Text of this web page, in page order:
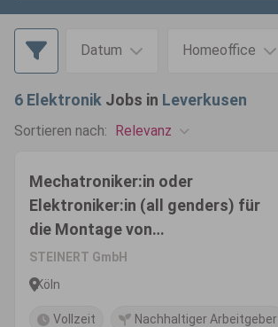
Datum Homeoffice
6 Elektronik Jobs in Leverkusen
Sortieren nach: Relevanz
Mechatroniker:in oder
Elektroniker:in (all genders) für
die Montage von
Separationsmaschinen
STEINERT GmbH
Köln
Vollzeit Nachhaltiger Arbeitgeber